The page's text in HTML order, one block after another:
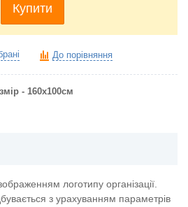
Купити
До порівняння
- 160х100см
логотипу організації.
з урахуванням параметрів